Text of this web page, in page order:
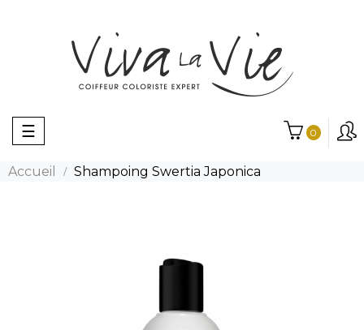
0
Basculer
la
navigation
☰
Accueil Shampoing Swertia Japonica